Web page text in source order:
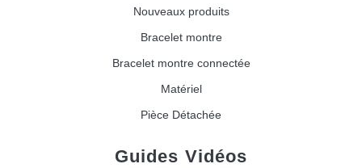
Nouveaux produits
Bracelet montre
Bracelet montre connectée
Matériel
Pièce Détachée
Guides Vidéos